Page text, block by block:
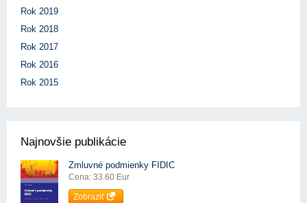
Rok 2019
Rok 2018
Rok 2017
Rok 2016
Rok 2015
Najnovšie publikácie
Zmluvné podmienky FIDIC
Cena: 33.60 Eur
Zobraziť